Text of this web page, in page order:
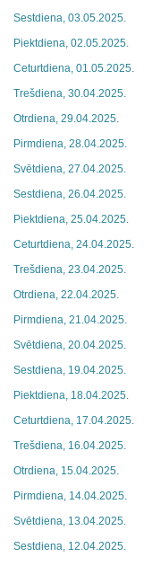
Sestdiena, 03.05.2025.
Piektdiena, 02.05.2025.
Ceturtdiena, 01.05.2025.
Trešdiena, 30.04.2025.
Otrdiena, 29.04.2025.
Pirmdiena, 28.04.2025.
Svētdiena, 27.04.2025.
Sestdiena, 26.04.2025.
Piektdiena, 25.04.2025.
Ceturtdiena, 24.04.2025.
Trešdiena, 23.04.2025.
Otrdiena, 22.04.2025.
Pirmdiena, 21.04.2025.
Svētdiena, 20.04.2025.
Sestdiena, 19.04.2025.
Piektdiena, 18.04.2025.
Ceturtdiena, 17.04.2025.
Trešdiena, 16.04.2025.
Otrdiena, 15.04.2025.
Pirmdiena, 14.04.2025.
Svētdiena, 13.04.2025.
Sestdiena, 12.04.2025.